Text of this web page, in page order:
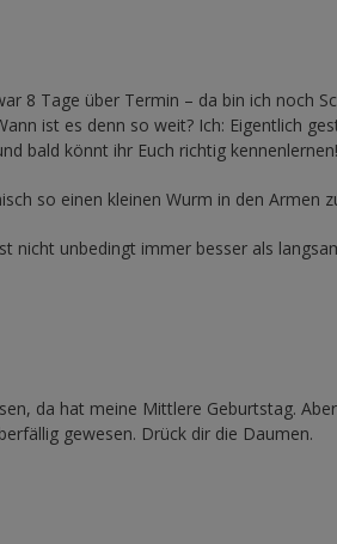
8 Tage über Termin – da bin ich noch
ist es denn so weit? Ich: Eigentlich
bald könnt ihr Euch richtig kennenlernen!
so einen kleinen Wurm in den Armen
nicht unbedingt immer besser als
da hat meine Mittlere Geburtstag.
gewesen. Drück dir die Daumen.